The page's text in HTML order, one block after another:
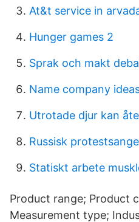
At&t service in
Hunger games 2
Sprak och makt
Name company
Utrotade djur kan
Russisk
Statiskt arbete
Product range; Product
Measurement type;